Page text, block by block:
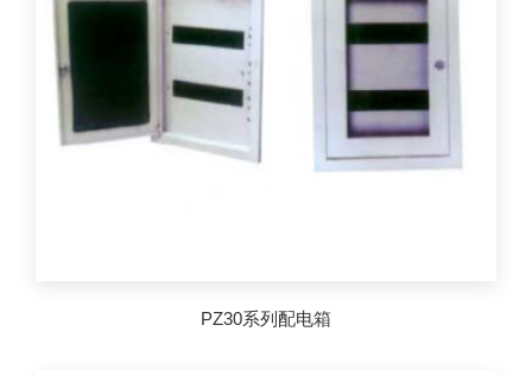
PZ30系列配电箱